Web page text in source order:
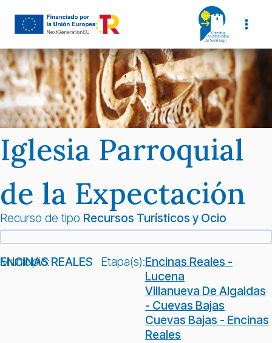
Iglesia Parroquial
de la Expectación
Recurso de tipo Recursos Turísticos y Ocio
Municipio:
ENCINAS REALES Etapa(s):Encinas Reales -
Lucena
Villanueva De Algaidas
- Cuevas Bajas
Cuevas Bajas - Encinas
Reales